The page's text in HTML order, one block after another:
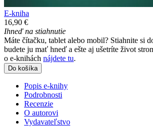
E-kniha
16,90 €
Ihneď na stiahnutie
Máte čítačku, tablet alebo mobil? Stiahnite si
budete ju mať hneď a ešte aj ušetríte život
o e-knihách nájdete tu.
Do košíka
Popis e-knihy
Podrobnosti
Recenzie
O autorovi
Vydavateľstvo